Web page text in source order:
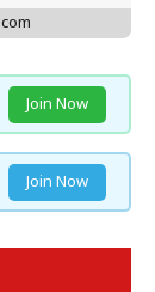
Join Now
Join Now